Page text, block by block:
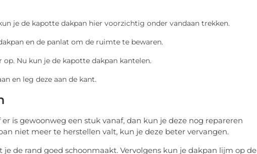
je de kapotte dakpan hier voorzichtig onder vandaan trekken.
en de panlat om de ruimte te bewaren.
Nu kun je de kapotte dakpan kantelen.
en leg deze aan de kant.
is gewoonweg een stuk vanaf, dan kun je deze nog repareren
niet meer te herstellen valt, kun je deze beter vervangen.
de rand goed schoonmaakt. Vervolgens kun je dakpan lijm op de